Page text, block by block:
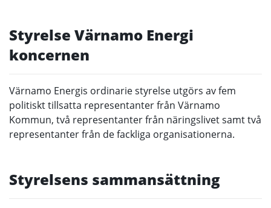
Styrelse Värnamo Energi
koncernen
Värnamo Energis ordinarie styrelse utgörs av fem
politiskt tillsatta representanter från Värnamo
Kommun, två representanter från näringslivet samt två
representanter från de fackliga organisationerna.
Styrelsens sammansättning